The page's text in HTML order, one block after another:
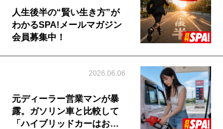
人生後半の“賢い生き方”が
わかるSPA!メールマガジン
会員募集中！
2026.06.06
元ディーラー営業マンが暴
露。ガソリン車と比較して
「ハイブリッドカーはお…